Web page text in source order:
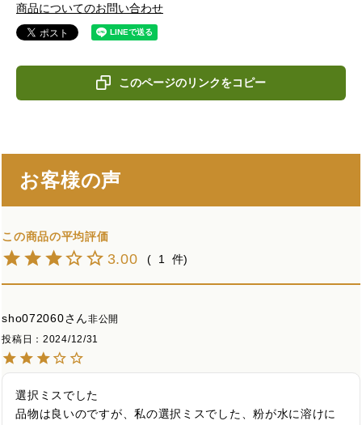
商品についてのお問い合わせ
このページのリンクをコピー
お客様の声
3.00 1
sho072060
非公開
投稿日
2024/12/31
選択ミスでした
品物は良いのですが、私の選択ミスでした、粉が水に溶けに